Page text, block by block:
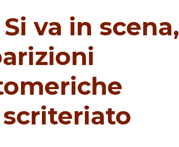
va in scena,
scriteriato